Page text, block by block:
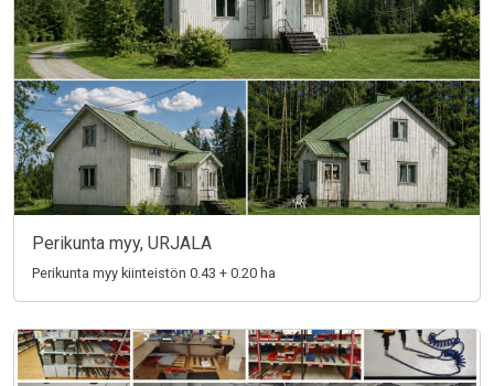
Perikunta myy, URJALA
Perikunta myy kiinteistön 0.43 + 0.20 ha